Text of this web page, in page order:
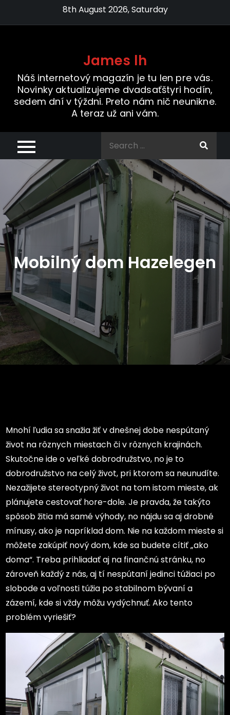
8th August 2026, Saturday
James lh
Náš internetový magazín je tu len pre vás.
Novinky aktualizujeme dvadsaťštyri hodín,
sedem dní v týždni. Preto nám nič neunikne.
A teraz už ani vám.
Mobilný dom Hazelegen
Mnohí ľudia sa snažia žiť v dnešnej dobe nespútaný
život na rôznych miestach či v rôznych krajinách.
Skutočne ide o veľké dobrodružstvo, no je to
dobrodružstvo na celý život, pri ktorom sa neunudíte.
Nezažijete stereotypný život na tom istom mieste, ak
plánujete cestovať hore-dole. Je pravda, že takýto
spôsob žitia má samé výhody, no nájdu sa aj drobné
mínusy, ako je napríklad dom. Nie na každom mieste si
môžete zakúpiť nový dom, kde sa budete cítiť „ako
doma“. Treba prihliadať aj na finančnú stránku, no
zároveň každý z nás, aj tí nespútaní jedinci túžiaci po
slobode a voľnosti túžia po stabilnom bývaní a
zázemí, kde si vždy môžu vydýchnuť. Ako tento
problém vyriešiť?